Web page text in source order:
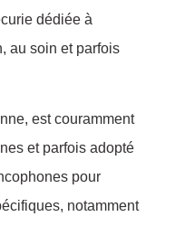
dédiée à
au soin et parfois
est couramment
et parfois adopté
pour
notamment